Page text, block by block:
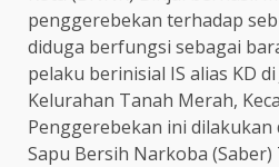
penggerebekan terhadap
diduga berfungsi sebagai
pelaku berinisial IS alias KD
Kelurahan Tanah Merah,
Penggerebekan ini dilakukan
Sapu Bersih Narkoba (Saber)